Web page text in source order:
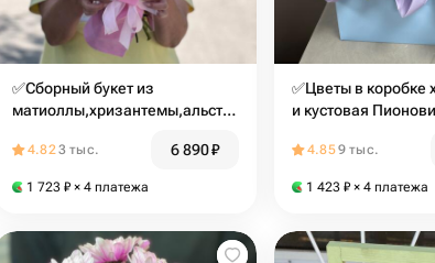
✅Сборный букет из
матиоллы,хризантемы,альстромерий
4.823 тыс. 6 890₽
1 723 ₽ × 4 платежа
✅Цветы в коробке
и кустовая
4.859 тыс.
1 423 ₽ × 4 платежа